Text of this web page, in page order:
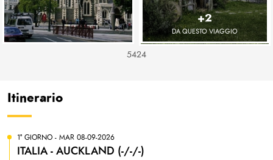
+2
DA QUESTO VIAGGIO
5424
Itinerario
1° GIORNO - MAR 08-09-2026
ITALIA - AUCKLAND (-/-/-)